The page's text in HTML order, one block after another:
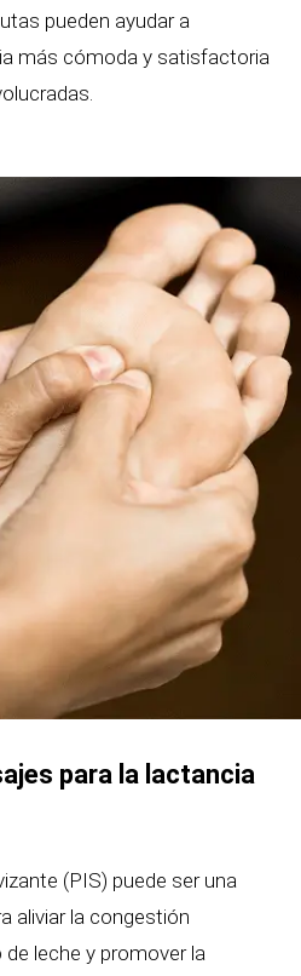
pueden ayudar a
más cómoda y satisfactoria
para la lactancia
(PIS) puede ser una
aliviar la congestión
leche y promover la